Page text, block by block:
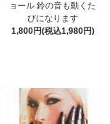
ョール 鈴の音も動くた
びになります
1,800円(税込1,980円)